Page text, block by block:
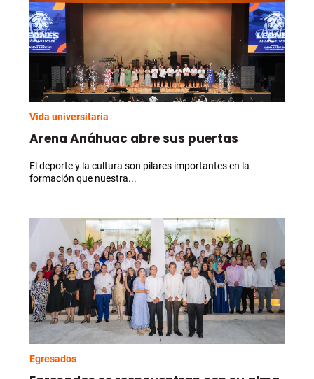
Vida universitaria
Arena Anáhuac abre sus puertas
El deporte y la cultura son pilares importantes en la
formación que nuestra...
Egresados